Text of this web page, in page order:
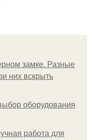
замке. Разные
них вскрыть
оборудования
работа для